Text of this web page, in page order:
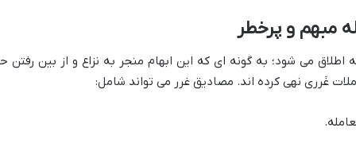
اطلاق می شود؛ به گونه ای که این ابهام منجر به نزاع و از بین رفتن
غَرری نهی کرده اند. مصادیق غرر می تواند شامل: